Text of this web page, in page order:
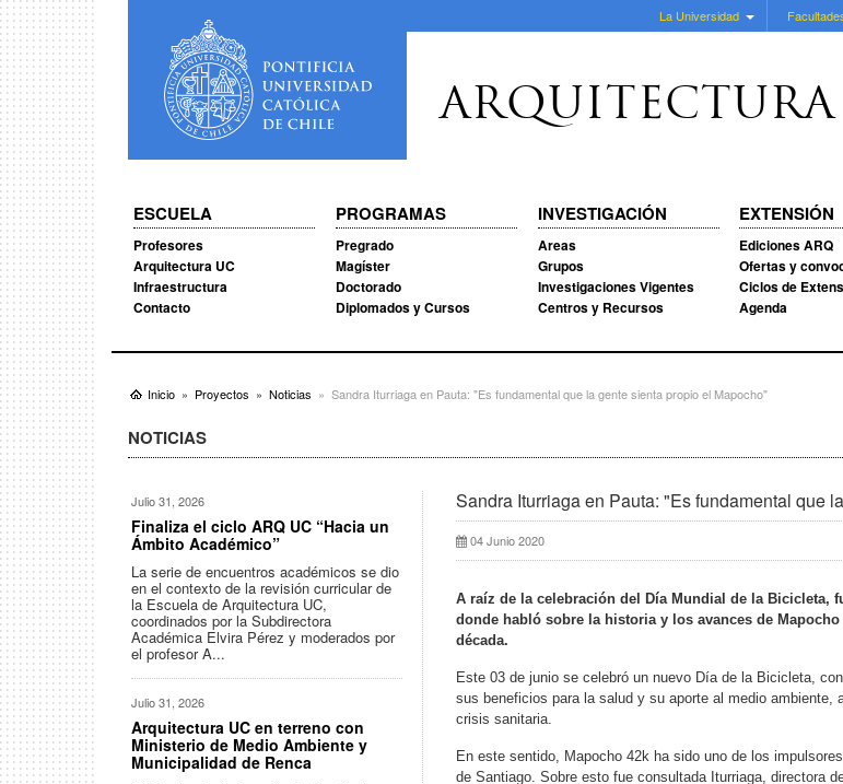
La Universidad
ARQUITECTURA
ESCUELA
Profesores
Arquitectura UC
Infraestructura
Contacto
PROGRAMAS
Pregrado
Magíster
Doctorado
Diplomados y Cursos
INVESTIGACIÓN
Areas
Grupos
Investigaciones Vigentes
Centros y Recursos
EXTENSIÓN
Ediciones ARQ
Ofertas y
Ciclos de
Agenda
Inicio Proyectos Noticias Sandra Iturriaga en Pauta: "Es fundamental que la gente sienta propio el Mapocho"
NOTICIAS
Sandra Iturriaga en Pauta: "Es fundamental que
04 Junio 2020
A raíz de la celebración del Día Mundial de la Bicicleta,
donde habló sobre la historia y los avances de
década.
Este 03 de junio se celebró un nuevo Día de la Bicicleta,
sus beneficios para la salud y su aporte al medio
crisis sanitaria.
En este sentido, Mapocho 42k ha sido uno de los
de Santiago. Sobre esto fue consultada Iturriaga, directora
Julio 31, 2026
Finaliza el ciclo ARQ UC “Hacia un
Ámbito Académico”
La serie de encuentros académicos se dio
en el contexto de la revisión curricular de
la Escuela de Arquitectura UC,
coordinados por la Subdirectora
Académica Elvira Pérez y moderados por
el profesor A...
Julio 31, 2026
Arquitectura UC en terreno con
Ministerio de Medio Ambiente y
Municipalidad de Renca